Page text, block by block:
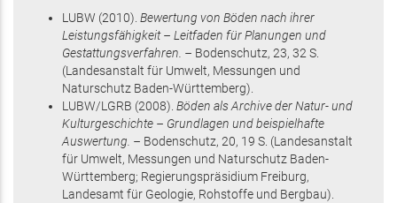
LUBW (2010). Bewertung von Böden nach ihrer
Leistungsfähigkeit – Leitfaden für Planungen und
Gestattungsverfahren. – Bodenschutz, 23, 32 S.
(Landesanstalt für Umwelt, Messungen und
Naturschutz Baden-Württemberg).
LUBW/LGRB (2008). Böden als Archive der Natur- und
Kulturgeschichte – Grundlagen und beispielhafte
Auswertung. – Bodenschutz, 20, 19 S. (Landesanstalt
für Umwelt, Messungen und Naturschutz Baden-
Württemberg; Regierungspräsidium Freiburg,
Landesamt für Geologie, Rohstoffe und Bergbau).